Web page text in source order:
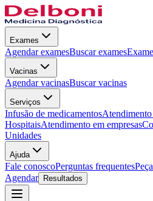
Exames
Agendar examesBuscar exames
Vacinas
Agendar vacinasBuscar vacinas
Serviços
Infusão de medicamentos
HospitaisAtendimento em empresas
Unidades
Ajuda
Fale conoscoPerguntas frequentes
Agendar
Resultados